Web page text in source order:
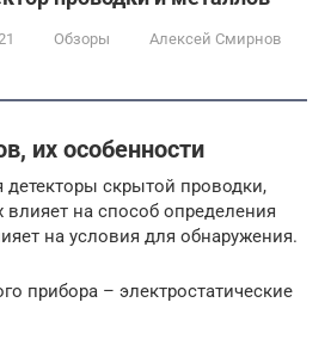
Обзоры Алексей Смирнов
их особенности
детекторы скрытой проводки,
влияет на способ определения
на условия для обнаружения.
прибора – электростатические